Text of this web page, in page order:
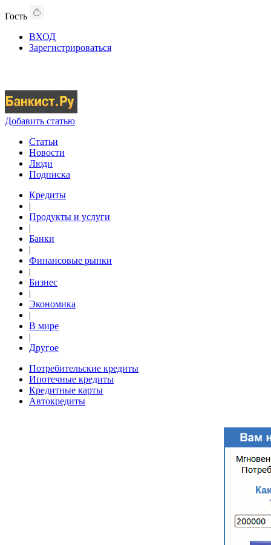
Гость
ВХОД
Зарегистрироваться
Добавить статью
Статьи
Новости
Люди
Подписка
Кредиты
|
Продукты и услуги
|
Банки
|
Финансовые рынки
|
Бизнес
|
Экономика
|
В мире
|
Другое
Потребительские кредиты
Ипотечные кредиты
Кредитные карты
Автокредиты